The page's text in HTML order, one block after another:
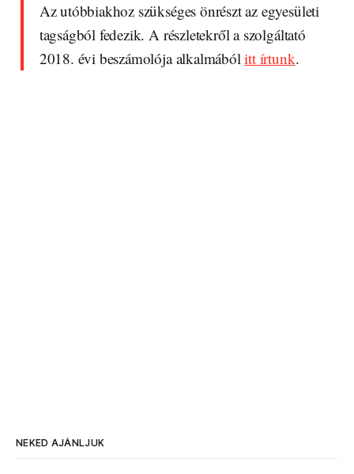
Az utóbbiakhoz szükséges önrészt az egyesületi
tagságból fedezik. A részletekről a szolgáltató
2018. évi beszámolója alkalmábólitt írtunk.
NEKED AJÁNLJUK